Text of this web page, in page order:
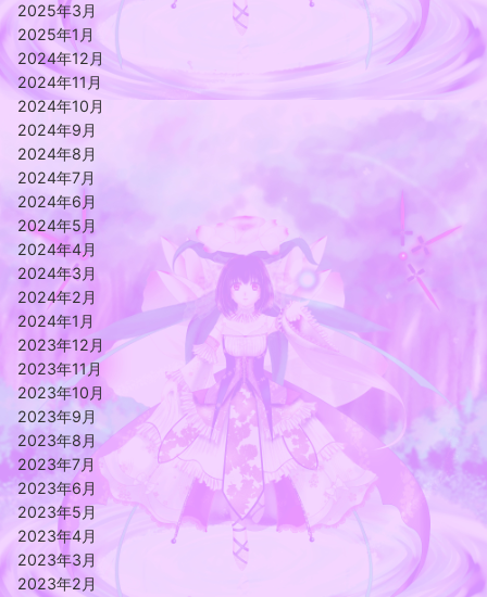
2025年3月
2025年1月
2024年12月
2024年11月
2024年10月
2024年9月
2024年8月
2024年7月
2024年6月
2024年5月
2024年4月
2024年3月
2024年2月
2024年1月
2023年12月
2023年11月
2023年10月
2023年9月
2023年8月
2023年7月
2023年6月
2023年5月
2023年4月
2023年3月
2023年2月